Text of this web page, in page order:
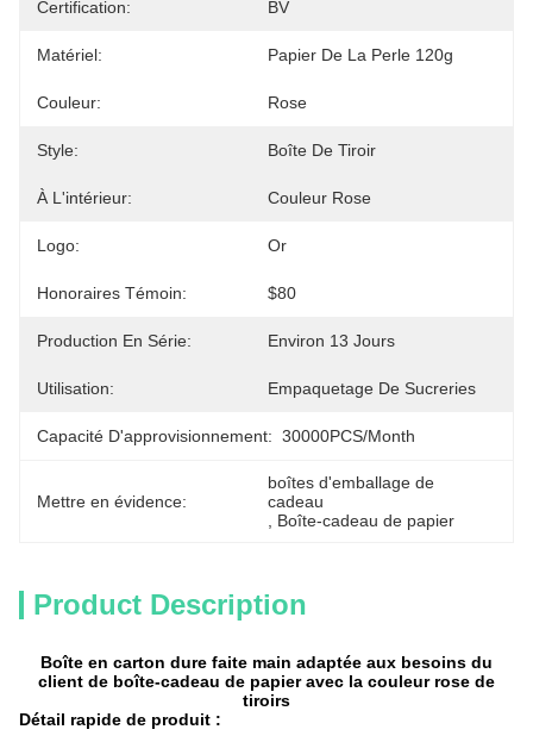
Certification: BV
Matériel: Papier De La Perle 120g
Couleur: Rose
Style: Boîte De Tiroir
À L'intérieur: Couleur Rose
Logo: Or
Honoraires Témoin: $80
Production En Série: Environ 13 Jours
Utilisation: Empaquetage De Sucreries
Capacité D'approvisionnement: 30000PCS/Month
Mettre en évidence:
boîtes d'emballage de
cadeau
Boîte-cadeau de papier
Product Description
Boîte en carton dure faite main adaptée aux besoins du
client de boîte-cadeau de papier avec la couleur rose de
tiroirs
Détail rapide de produit :